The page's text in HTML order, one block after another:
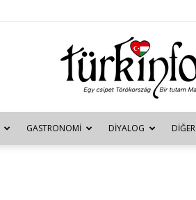
Türkinfo
GASTRONOMI DIYALOG DIĞER